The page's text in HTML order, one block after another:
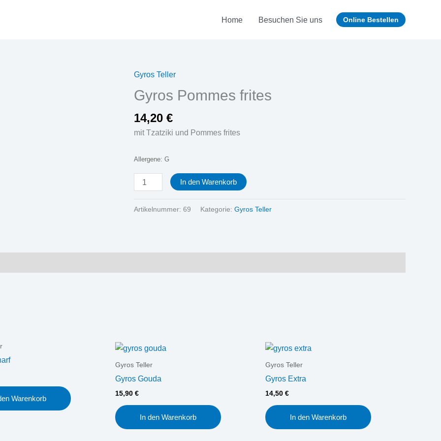
Home Besuchen Sie uns Online Bestellen
Gyros Teller
Gyros Pommes frites
14,20 €
mit Tzatziki und Pommes frites
Allergene: G
Gyros
Pommes
frites
Menge
In den Warenkorb
Artikelnummer: 69 Kategorie: Gyros Teller
Warenkorb
Gyros Teller
Gyros Gouda
15,90 €
In den Warenkorb
Gyros Teller
Gyros Extra
14,50 €
In den Warenkorb